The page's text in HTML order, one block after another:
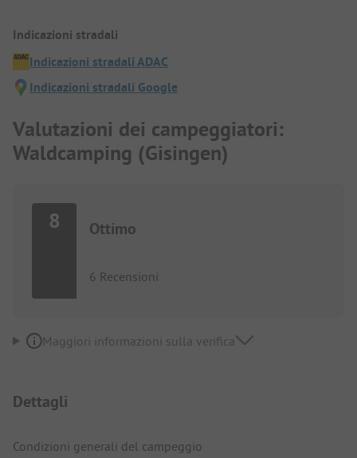
Indicazioni stradali
Indicazioni stradali ADAC
Indicazioni stradali Google
Valutazioni dei campeggiatori:
Waldcamping (Gisingen)
8 Ottimo
6 Recensioni
Maggiori informazioni sulla verifica
Dettagli
Condizioni generali del campeggio